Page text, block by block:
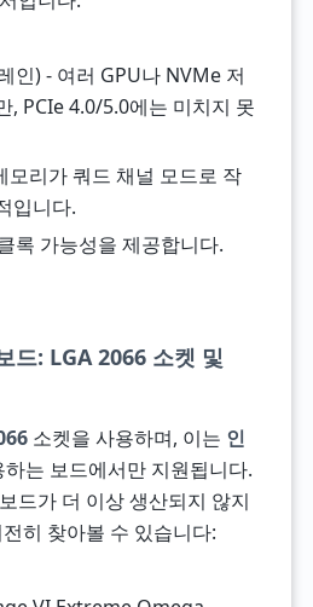
인) - 여러 GPU나 NVMe 저
, PCIe 4.0/5.0에는 미치지 못
모리가 쿼드 채널 모드로 작
입니다.
록 가능성을 제공합니다.
드: LGA 2066 소켓 및
소켓을 사용하며, 이는 인
는 보드에서만 지원됩니다.
드가 더 이상 생산되지 않지
히 찾아볼 수 있습니다: